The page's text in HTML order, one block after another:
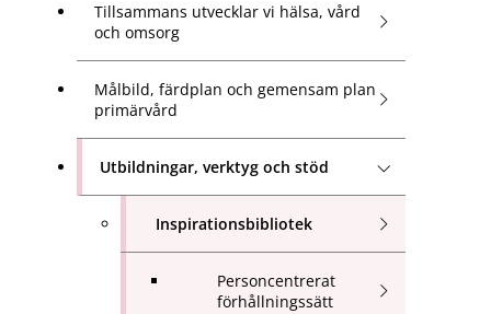
Tillsammans utvecklar vi hälsa, vård
och omsorg
Målbild, färdplan och gemensam plan
primärvård
Utbildningar, verktyg och stöd
Inspirationsbibliotek
Personcentrerat
förhållningssätt